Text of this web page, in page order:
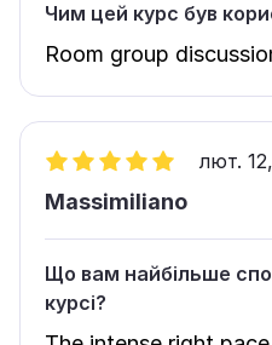
Чим цей курс був
Room group
лют.
Massimiliano
Що вам найбільше
курсі?